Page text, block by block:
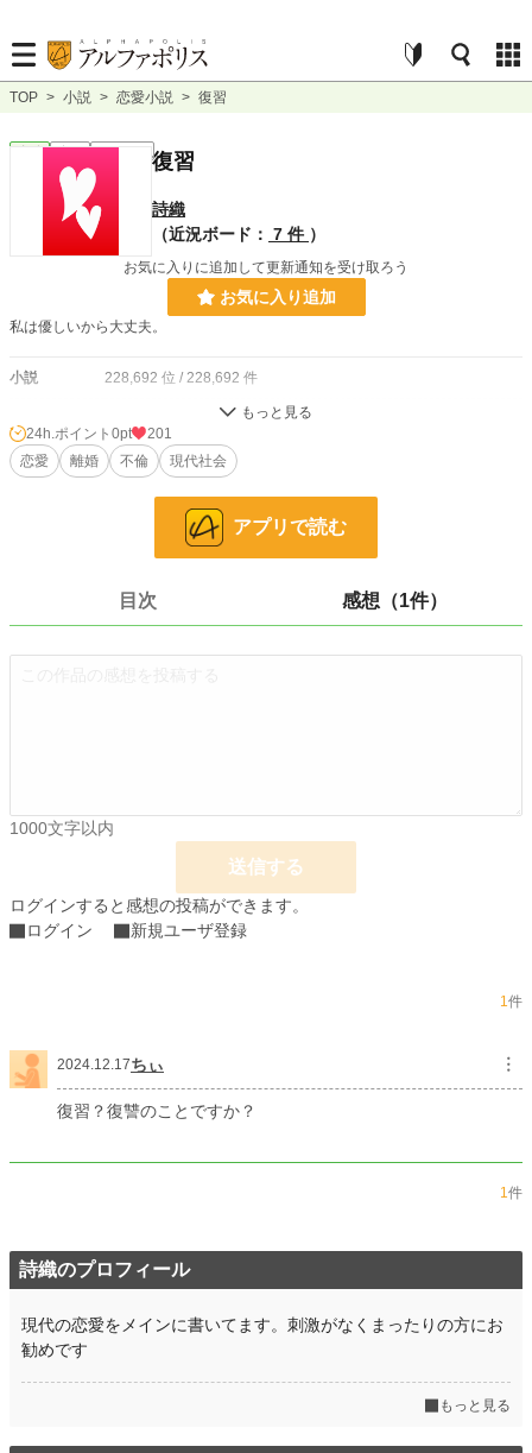
TOP > 小説 > 恋愛小説 > 復習
完結 ｼｮｰﾄｼｮｰﾄ 復習
詩織
（近況ボード： 7 件 ）
お気に入りに追加して更新通知を受け取ろう
お気に入り追加
私は優しいから大丈夫。
小説 228,692 位 / 228,692 件
66,343 位 / 66,343 件
お気に入り 23
初回公開日時 2023.12.22 19:51
累計ポイント 32,901 pt (55,536 位)
24h.ポイント 0pt
201
恋愛
離婚 不倫 現代社会
アプリで読む
目次 感想（1件）
1000文字以内
送信する
ログインすると感想の投稿ができます。
ログイン
新規ユーザ登録
1件
2024.12.17ちぃ ︙
復習？復讐のことですか？
1件
詩織のプロフィール
現代の恋愛をメインに書いてます。刺激がなくまったりの方にお
勧めです
もっと見る